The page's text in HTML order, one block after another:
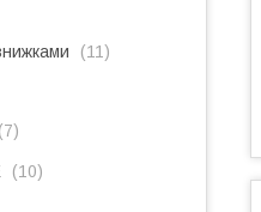
11
7
10